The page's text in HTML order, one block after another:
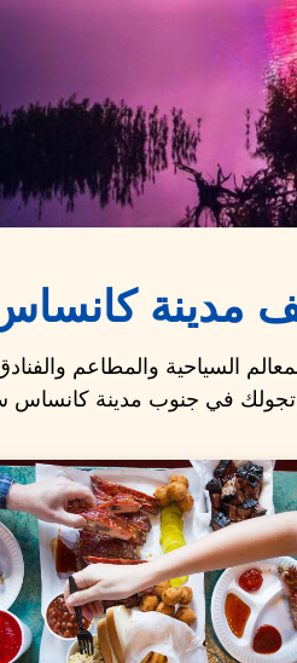
مدينة
السياحية والمطاعم
تجولك في جنوب مدينة كانساس